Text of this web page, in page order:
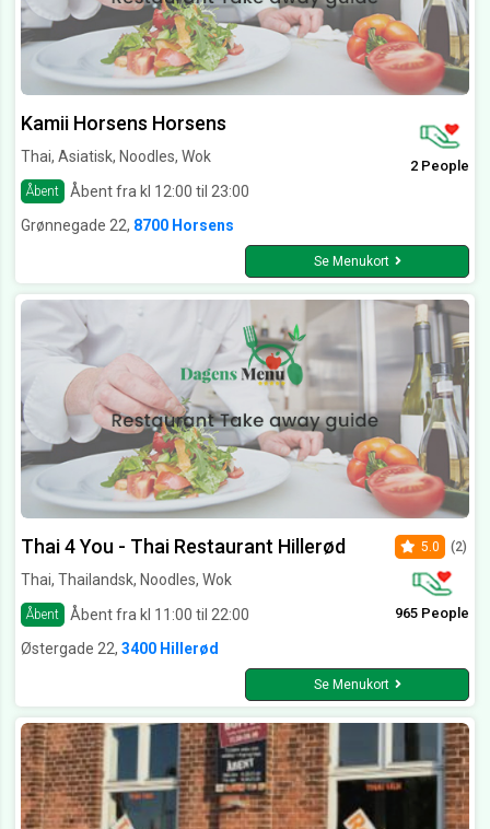
Kamii Horsens Horsens
Thai, Asiatisk, Noodles, Wok
Åbent Åbent fra kl 12:00 til 23:00
2 People
Grønnegade 22, 8700 Horsens
Se Menukort
Thai 4 You - Thai Restaurant Hillerød
Thai, Thailandsk, Noodles, Wok
Åbent Åbent fra kl 11:00 til 22:00
5.0 (2)
965 People
Østergade 22, 3400 Hillerød
Se Menukort